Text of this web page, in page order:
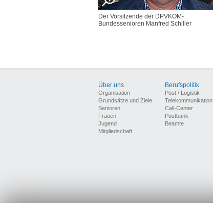
Der Vorsitzende der DPVKOM-
Bundessenioren Manfred Schiller
Über uns
Organisation
Grundsätze und Ziele
Senioren
Frauen
Jugend
Mitgliedschaft
Berufspolitik
Post / Logistik
Telekommunikation
Call-Center
Postbank
Beamte